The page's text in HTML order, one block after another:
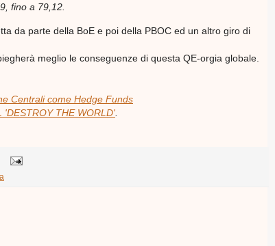
fino a 79,12.
da parte della BoE e poi della PBOC ed un altro giro di
meglio le conseguenze di questa QE-orgia globale.
Centrali come Hedge Funds
'DESTROY THE WORLD'